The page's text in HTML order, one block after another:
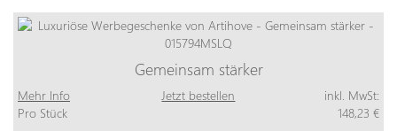
Gemeinsam stärker
Mehr Info Jetzt bestellen
inkl. MwSt:
Pro Stück
148,23 €